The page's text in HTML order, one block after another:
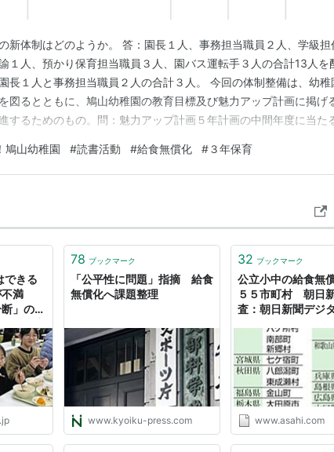
新体制はどのようか。 答：園長１人、事務担当職員２人、学級担
１人、預かり保育担当職員３人、園バス運転手３人の合計13人を
長１人と事務担当職員２人の合計３人。 今回の体制整備は、幼稚
図るとともに、鳩山幼稚園の教育目標及び魅力アップ計画に掲げ
するためのもの。問：魅力アップ計画５年計画の中間年度に当た
、幼稚園のさらなる魅力向上と教育活動の充実を図るため、３年
及び学校給食の導入の３つを柱として取り組んで…
鳩山幼稚園 #読書活動 #給食無償化 #３年保育
できる
不満
」の光
78 ブックマーク
「公平性に問題」指摘 給食
無償化へ課題整理
www.kyoiku-press.com
32 ブックマーク
公立小中の給食無
５５市町村 朝日
査：朝日新聞デジ
www.asahi.com